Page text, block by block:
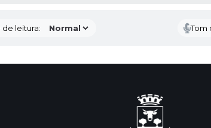
leitura: Tom